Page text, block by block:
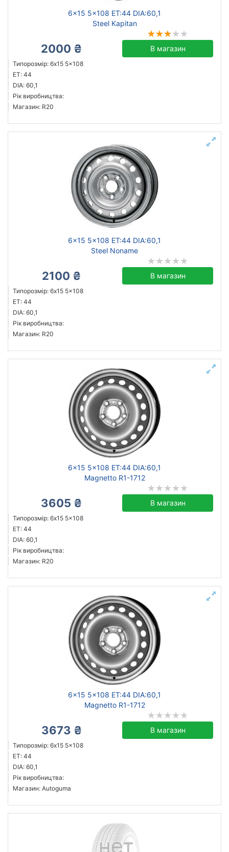
6x15 5x108 ET:44 DIA:60,1
Steel Kapitan
2000 ₴ В магазин
Типорозмір: 6x15 5x108
ET: 44
DIA: 60,1
Рік виробництва:
Магазин: R20
6x15 5x108 ET:44 DIA:60,1
Steel Noname
2100 ₴ В магазин
Типорозмір: 6x15 5x108
ET: 44
DIA: 60,1
Рік виробництва:
Магазин: R20
6x15 5x108 ET:44 DIA:60,1
Magnetto R1-1712
3605 ₴ В магазин
Типорозмір: 6x15 5x108
ET: 44
DIA: 60,1
Рік виробництва:
Магазин: R20
6x15 5x108 ET:44 DIA:60,1
Magnetto R1-1712
3673 ₴ В магазин
Типорозмір: 6x15 5x108
ET: 44
DIA: 60,1
Рік виробництва:
Магазин: Autoguma